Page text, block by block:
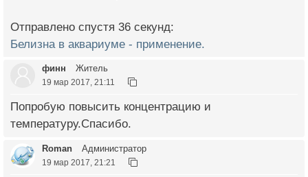
Отправлено спустя 36 секунд:
Белизна в аквариуме - применение.
финн Житель
19 мар 2017, 21:11
Попробую повысить концентрацию и
температуру.Спасибо.
Roman Администратор
19 мар 2017, 21:21